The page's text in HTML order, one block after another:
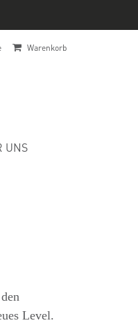
Warenkorb
UNS
Level.